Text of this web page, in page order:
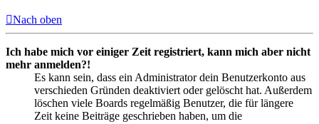
Nach oben
Ich habe mich vor einiger Zeit registriert, kann mich aber nicht
mehr anmelden?!
Es kann sein, dass ein Administrator dein Benutzerkonto aus
verschieden Gründen deaktiviert oder gelöscht hat. Außerdem
löschen viele Boards regelmäßig Benutzer, die für längere
Zeit keine Beiträge geschrieben haben, um die